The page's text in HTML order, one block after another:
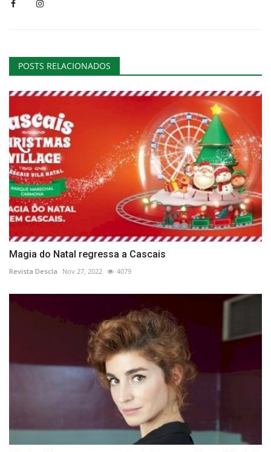
POSTS RELACIONADOS
Magia do Natal regressa a Cascais
Revista Descla Nov 27, 2022 4079